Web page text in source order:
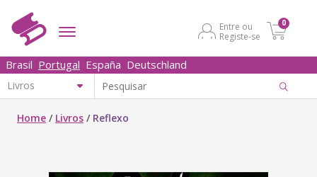
Entre ou
Registe-se
0
Brasil Portugal España Deutschland
Home / Livros / Reflexo